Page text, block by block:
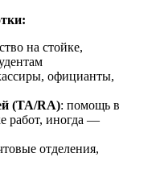
на стойке,
официанты,
(TA/RA): помощь в
работ, иногда —
отделения,